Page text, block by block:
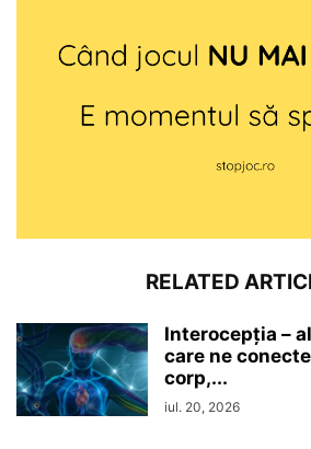
RELATED
Interocepţia –
care ne
corp,...
iul. 20, 2026